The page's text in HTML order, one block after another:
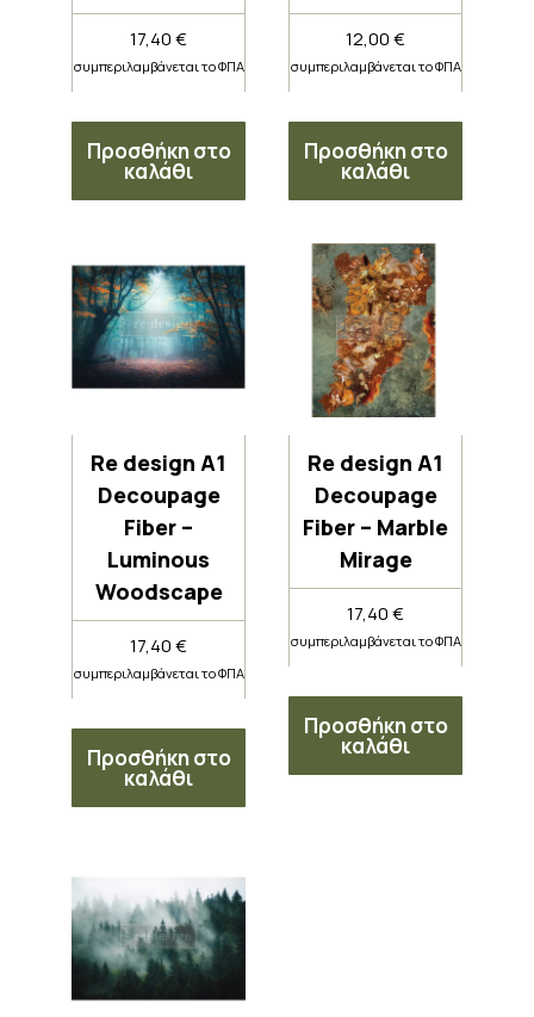
17,40€
συμπεριλαμβάνεται το ΦΠΑ
Προσθήκη στο
καλάθι
12,00€
συμπεριλαμβάνεται το ΦΠΑ
Προσθήκη στο
καλάθι
Re design A1
Decoupage
Fiber –
Luminous
Woodscape
17,40€
συμπεριλαμβάνεται το ΦΠΑ
Προσθήκη στο
καλάθι
Re design A1
Decoupage
Fiber – Marble
Mirage
17,40€
συμπεριλαμβάνεται το ΦΠΑ
Προσθήκη στο
καλάθι